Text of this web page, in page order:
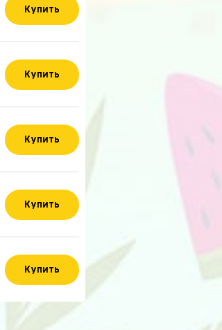
Купить
Купить
Купить
Купить
Купить